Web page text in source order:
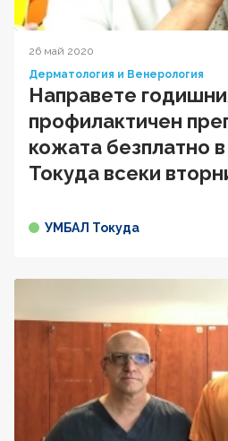
26 май 2020
Дерматология и Венерология
Направете
профилактичен
кожата безплатно
Токуда всеки
УМБАЛ Токуда